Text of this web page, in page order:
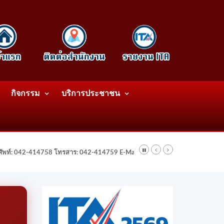
กิจกรรม บริการประชาชน
: 042-414758 โทรสาร: 042-414759 E-Mail: wattatnk@gmail.com